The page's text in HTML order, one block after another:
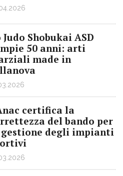
Judo Shobukai ASD
50 anni: arti
made in
certifica la
del bando per
degli impianti